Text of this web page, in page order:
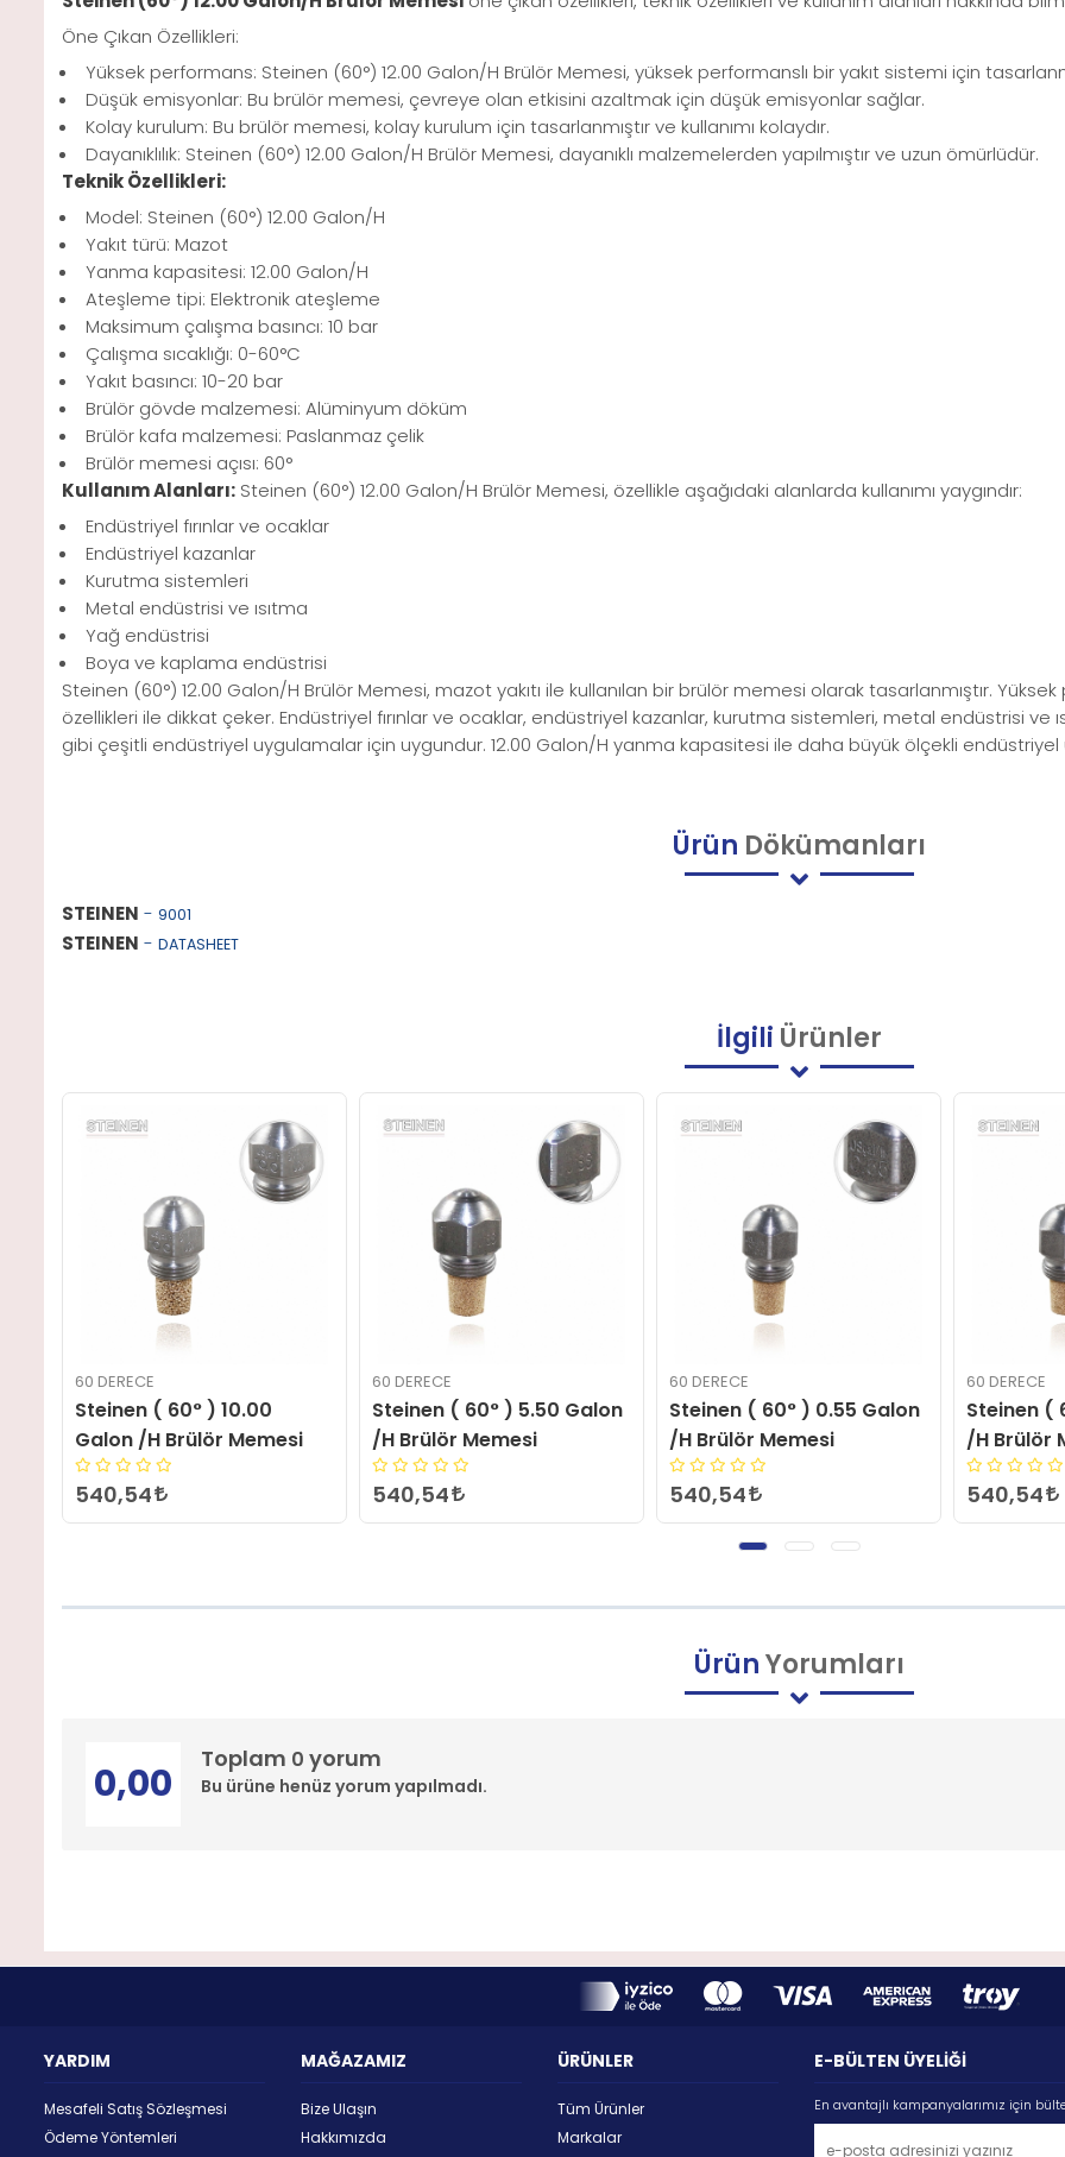
Öne Çıkan Özellikleri:
Yüksek performans: Steinen (60°) 12.00 Galon/H Brülör Memesi, yüksek performanslı bir yakıt sistemi için
Düşük emisyonlar: Bu brülör memesi, çevreye olan etkisini azaltmak için düşük emisyonlar sağlar.
Kolay kurulum: Bu brülör memesi, kolay kurulum için tasarlanmıştır ve kullanımı kolaydır.
Dayanıklılık: Steinen (60°) 12.00 Galon/H Brülör Memesi, dayanıklı malzemelerden yapılmıştır ve uzun ömürlüdür.
Teknik Özellikleri:
Model: Steinen (60°) 12.00 Galon/H
Yakıt türü: Mazot
Yanma kapasitesi: 12.00 Galon/H
Ateşleme tipi: Elektronik ateşleme
Maksimum çalışma basıncı: 10 bar
Çalışma sıcaklığı: 0-60°C
Yakıt basıncı: 10-20 bar
Brülör gövde malzemesi: Alüminyum döküm
Brülör kafa malzemesi: Paslanmaz çelik
Brülör memesi açısı: 60°
Kullanım Alanları: Steinen (60°) 12.00 Galon/H Brülör Memesi, özellikle aşağıdaki alanlarda kullanımı yaygındır:
Endüstriyel fırınlar ve ocaklar
Endüstriyel kazanlar
Kurutma sistemleri
Metal endüstrisi ve ısıtma
Yağ endüstrisi
Boya ve kaplama endüstrisi
Steinen (60°) 12.00 Galon/H Brülör Memesi, mazot yakıtı ile kullanılan bir brülör memesi olarak tasarlanmıştır.
özellikleri ile dikkat çeker. Endüstriyel fırınlar ve ocaklar, endüstriyel kazanlar, kurutma sistemleri, metal endüstrisi
gibi çeşitli endüstriyel uygulamalar için uygundur. 12.00 Galon/H yanma kapasitesi ile daha büyük ölçekli
Ürün Dökümanları
STEINEN - 9001
STEINEN - DATASHEET
İlgili Ürünler
60 DERECE
Steinen ( 60° ) 10.00
Galon /H Brülör Memesi
540,54
60 DERECE
Steinen ( 60° ) 5.50 Galon
/H Brülör Memesi
540,54
60 DERECE
Steinen ( 60° ) 0.55 Galon
/H Brülör Memesi
540,54
60 DERECE
Steinen (
/H Brülör
540,54
ÜrünYorumları
Toplam 0 yorum
Bu ürüne henüz yorum yapılmadı.
0,00
YARDIM
Mesafeli Satış Sözleşmesi
Ödeme Yöntemleri
MAĞAZAMIZ
Bize Ulaşın
Hakkımızda
ÜRÜNLER
Tüm Ürünler
Markalar
E-BÜLTEN ÜYELİĞİ
En avantajlı kampanyalarımız için